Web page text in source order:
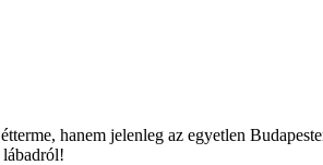
hanem jelenleg az egyetlen